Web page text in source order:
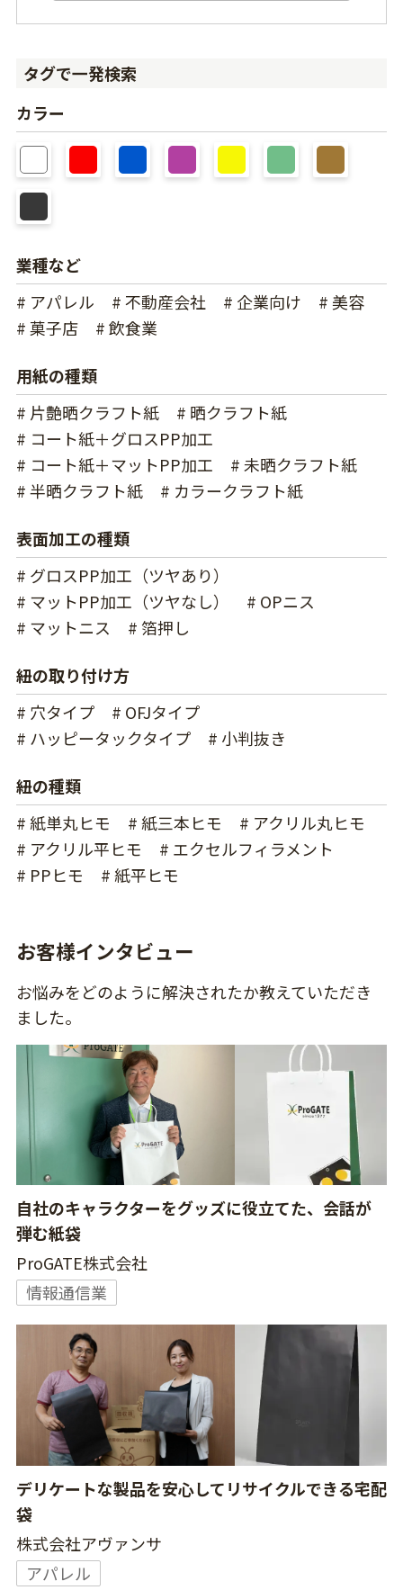
タグで一発検索
カラー
業種など
# アパレル
# 不動産会社 # 企業向け
# 美容
# 菓子店
# 飲食業
用紙の種類
# 片艶晒クラフト紙
# 晒クラフト紙
# コート紙＋グロスPP加工
# コート紙＋マットPP加工
# 未晒クラフト紙
# 半晒クラフト紙
# カラークラフト紙
表面加工の種類
# グロスPP加工（ツヤあり）
# マットPP加工（ツヤなし）
# OPニス
# マットニス
# 箔押し
紐の取り付け方
# 穴タイプ
# OFJタイプ
# ハッピータックタイプ
# 小判抜き
紐の種類
# 紙単丸ヒモ
# 紙三本ヒモ
# アクリル丸ヒモ
# アクリル平ヒモ
# エクセルフィラメント
# PPヒモ
# 紙平ヒモ
お客様インタビュー
お悩みをどのように解決されたか教えていただき
ました。
自社のキャラクターをグッズに役立てた、会話が
弾む紙袋
ProGATE株式会社
情報通信業
デリケートな製品を安心してリサイクルできる宅配
袋
株式会社アヴァンサ
アパレル